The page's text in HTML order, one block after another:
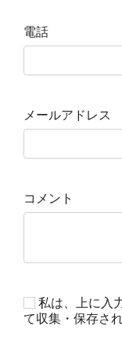
電話
メールアドレス
コメント
私は、上に入
て収集・保存さ